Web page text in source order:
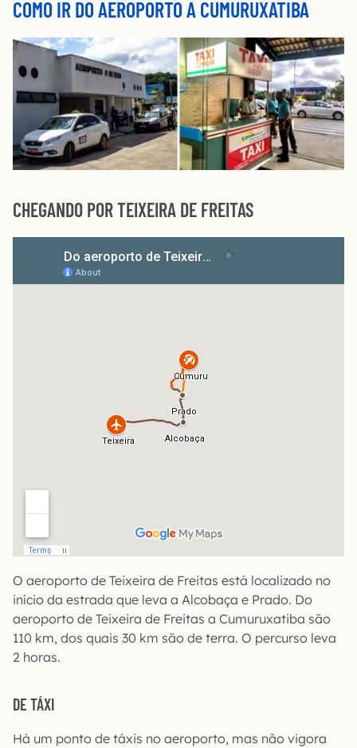
COMO IR DO AEROPORTO A CUMURUXATIBA
CHEGANDO POR TEIXEIRA DE FREITAS
O aeroporto de Teixeira de Freitas está localizado no
início da estrada que leva a Alcobaça e Prado. Do
aeroporto de Teixeira de Freitas a Cumuruxatiba são
110 km, dos quais 30 km são de terra. O percurso leva
2 horas.
DE TÁXI
Há um ponto de táxis no aeroporto, mas não vigora